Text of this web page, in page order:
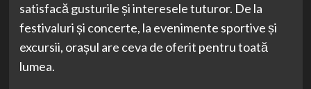
satisfacă gusturile și interesele tuturor. De la
festivaluri și concerte, la evenimente sportive și
excursii, orașul are ceva de oferit pentru toată
lumea.